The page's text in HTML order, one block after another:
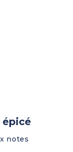
épicé
notes